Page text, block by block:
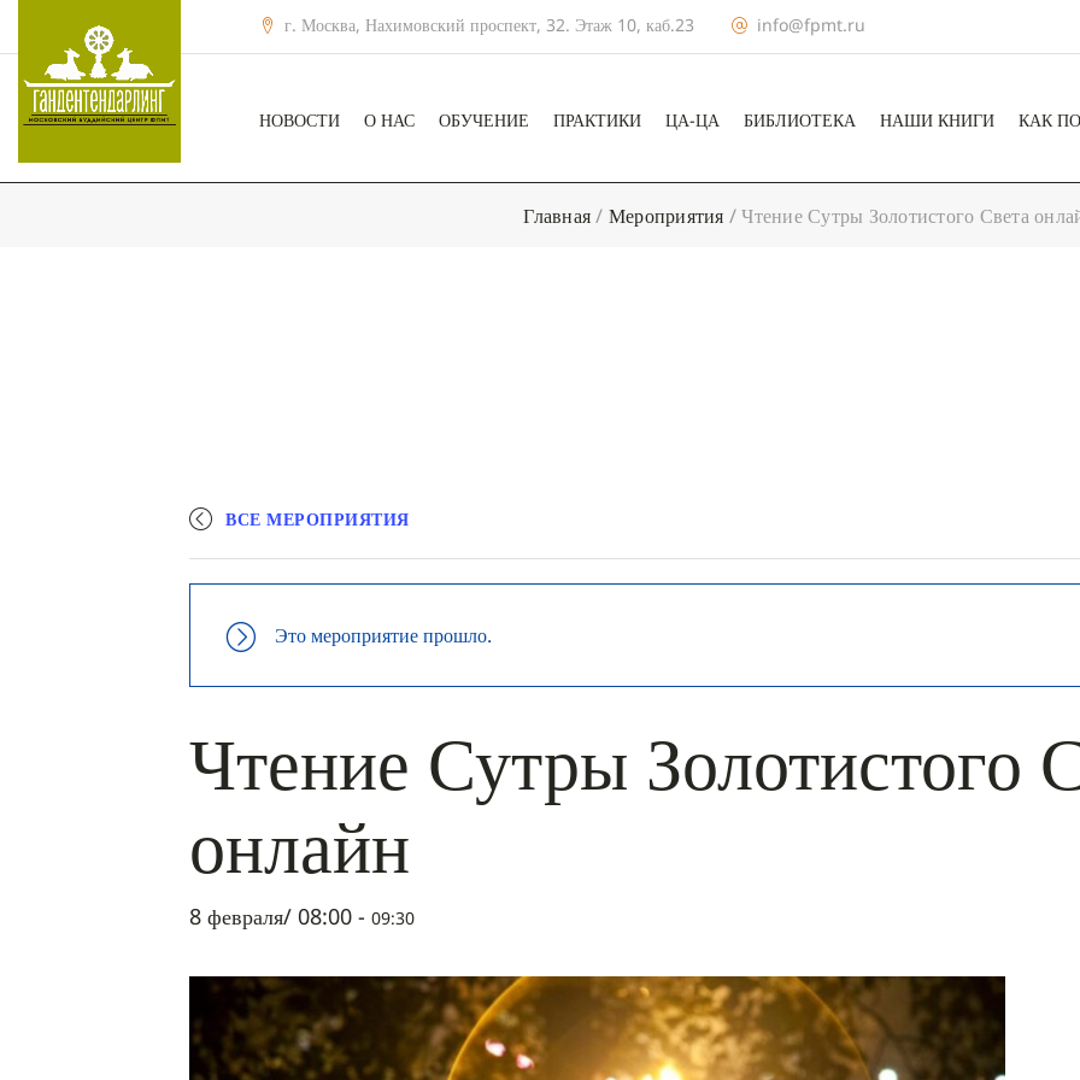
г. Москва, Нахимовский проспект, 32. Этаж 10, каб.23 info@fpmt.ru
НОВОСТИ О НАС ОБУЧЕНИЕ ПРАКТИКИ ЦА-ЦА БИБЛИОТЕКА НАШИ КНИГИ КАК
Главная/ Мероприятия /Чтение Сутры Золотистого Света
ВСЕ МЕРОПРИЯТИЯ
Это мероприятие прошло.
Чтение Сутры Золотистого
онлайн
8 февраля/ 08:00 - 09:30